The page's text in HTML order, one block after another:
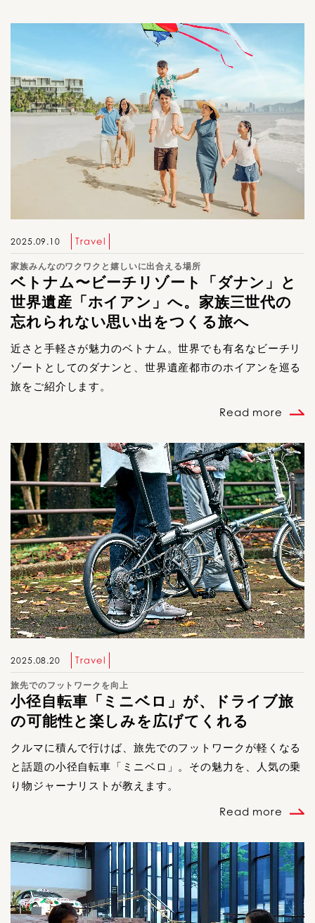
2025.09.10 Travel
家族みんなのワクワクと嬉しいに出合える場所
ベトナム〜ビーチリゾート「ダナン」と
世界遺産「ホイアン」へ。家族三世代の
忘れられない思い出をつくる旅へ
近さと手軽さが魅力のベトナム。世界でも有名なビーチリ
ゾートとしてのダナンと、世界遺産都市のホイアンを巡る
旅をご紹介します。
Read more
2025.08.20 Travel
旅先でのフットワークを向上
小径自転車「ミニベロ」が、ドライブ旅
の可能性と楽しみを広げてくれる
クルマに積んで行けば、旅先でのフットワークが軽くなる
と話題の小径自転車「ミニベロ」。その魅力を、人気の乗
り物ジャーナリストが教えます。
Read more